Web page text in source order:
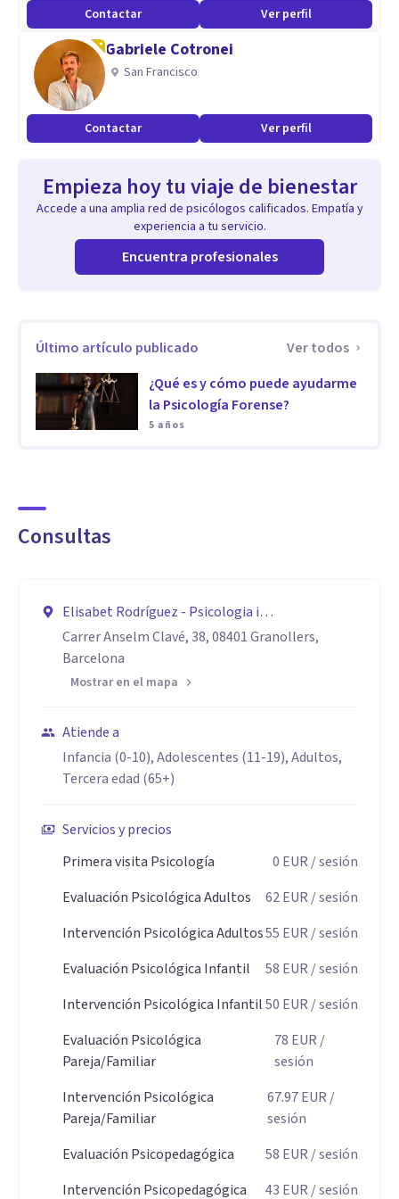
de psicología y finalmente, colaboro en eventos puntuales
como entrevistas y conferencias.
Aptitudes
Entre mis cualidades personales y profesionales considero
que destaco por mi honestidad, mi responsabilidad
relación a las metas que me planteo, así como también
dispongo de una actitud flexible y empática. Por otra parte,
creo fehacientemente en la relevancia que la formación
continua representa en esta profesión, motivo por el cual
sector profesional.
Contactar Ver perfil
Gabriele Cotronei
San Francisco
Contactar Ver perfil
Empieza hoy tu viaje de bienestar
Accede a una amplia red de psicólogos calificados. Empatía y
experiencia a tu servicio.
Encuentra profesionales
Último artículo publicado
Ver todos
¿Qué es y cómo puede ayudarme
la Psicología Forense?
5 años
Consultas
Elisabet Rodríguez - Psicologia i
Psicopedagogia (Granollers)
Carrer Anselm Clavé, 38, 08401 Granollers,
Barcelona
Mostrar en el mapa
Atiende a
Infancia (0-10), Adolescentes (11-19), Adultos,
Tercera edad (65+)
Servicios y precios
Primera visita Psicología
0 EUR / sesión
Evaluación Psicológica Adultos
62EUR / sesión
Intervención Psicológica Adultos55 EUR / sesión
Evaluación Psicológica Infantil
58 EUR / sesión
Intervención Psicológica Infantil50 EUR / sesión
Evaluación Psicológica
Pareja/Familiar
78 EUR /
sesión
Intervención Psicológica
Pareja/Familiar
67.97EUR /
sesión
Evaluación Psicopedagógica
58 EUR / sesión
Intervención Psicopedagógica
43 EUR / sesión